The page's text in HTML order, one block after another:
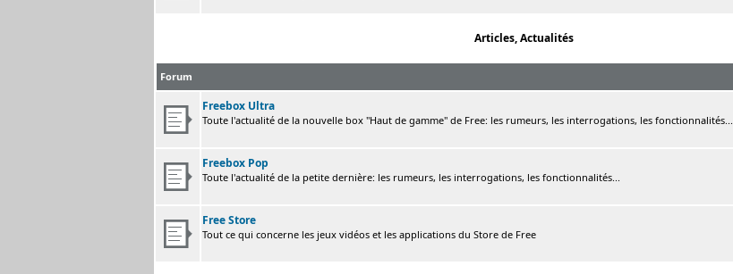
Articles, Actualités
Forum
Freebox Ultra
Toute l'actualité de la nouvelle box "Haut de gamme" de Free: les rumeurs, les interrogations, les fonctionnalités...
Freebox Pop
Toute l'actualité de la petite dernière: les rumeurs, les interrogations, les fonctionnalités...
Free Store
Tout ce qui concerne les jeux vidéos et les applications du Store de Free